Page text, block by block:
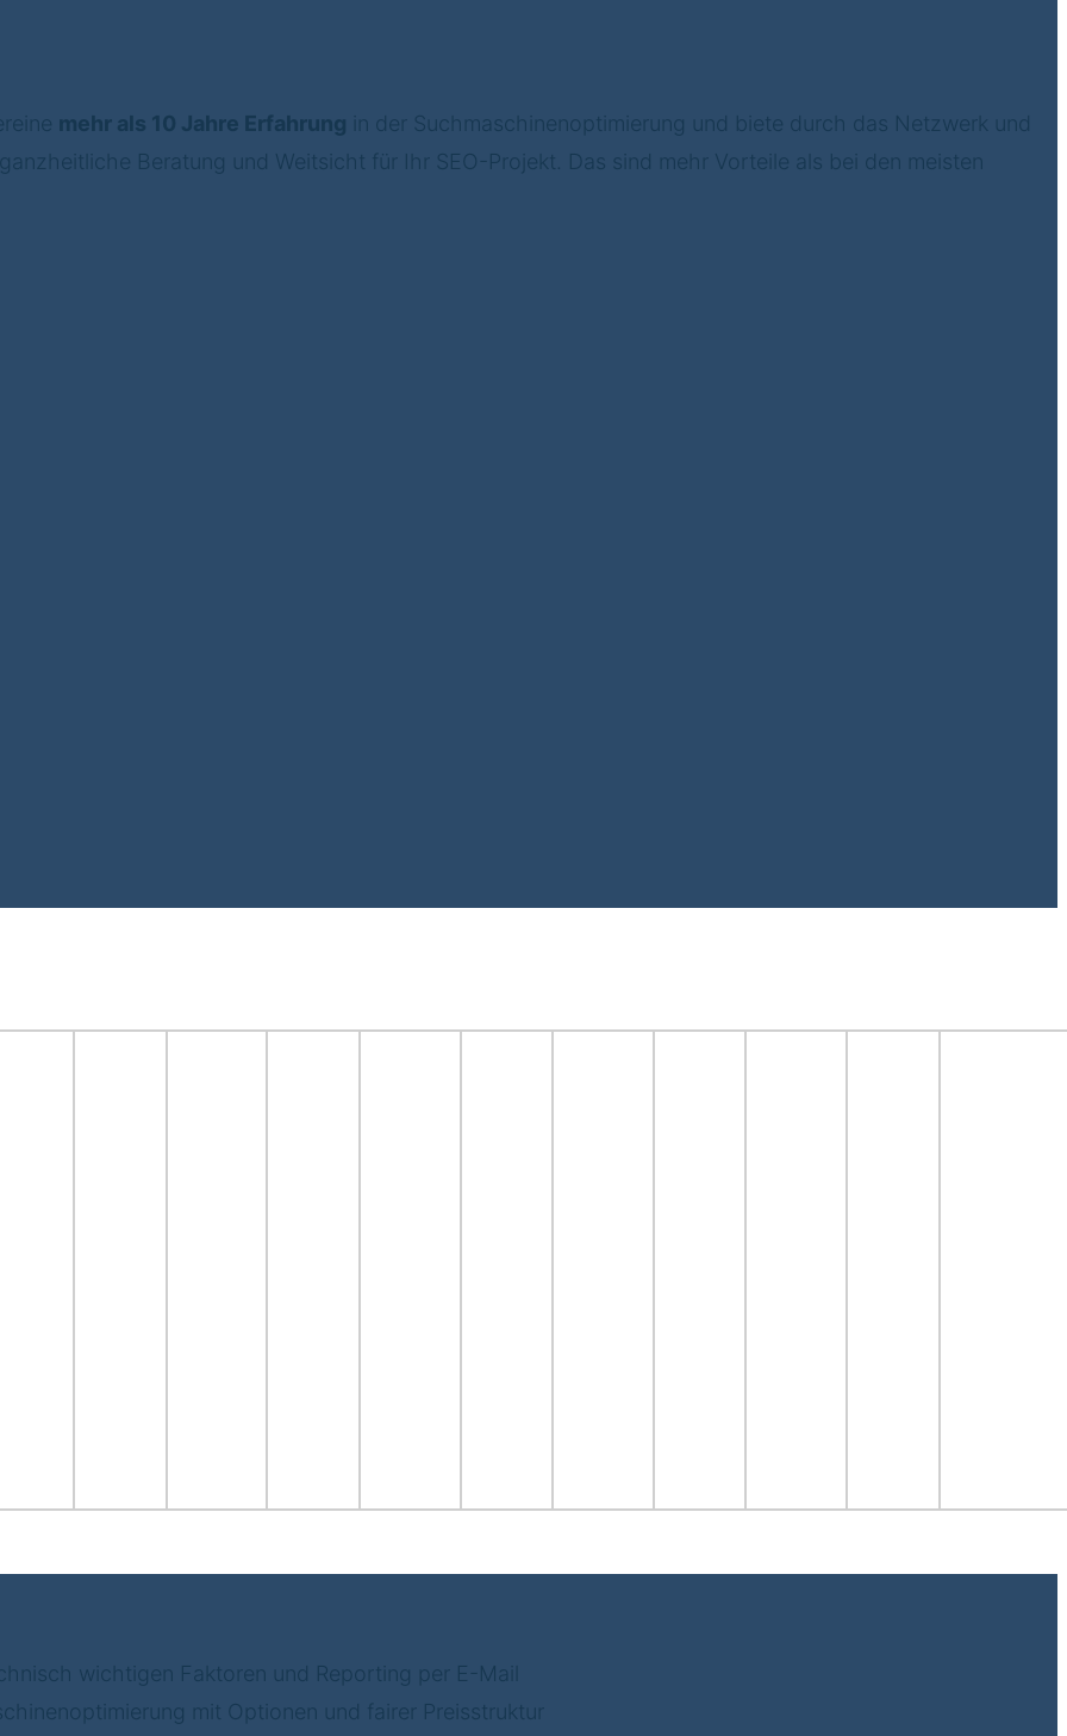
mehr als 10 Jahre Erfahrung in der Suchmaschinen­optimierung und biete durch das Netzwerk und
Beratung und Weitsicht für Ihr SEO-Projekt. Das sind mehr Vorteile als bei den meisten
wichtigen Faktoren und Reporting per E-Mail
mit Optionen und fairer Preisstruktur